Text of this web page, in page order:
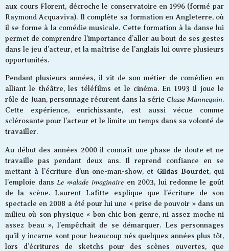
aux cours Florent, décroche le conservatoire en 1996 (formé par
Raymond Acquaviva). Il complète sa formation en Angleterre, où
il se forme à la comédie musicale. Cette formation à la danse lui
permet de comprendre l’importance d’aller au bout de ses gestes
dans le jeu d’acteur, et la maîtrise de l’anglais lui ouvre plusieurs
opportunités.
Pendant plusieurs années, il vit de son métier de comédien en
alliant le théâtre, les téléfilms et le cinéma. En 1993 il joue le
rôle de Juan, personnage récurent dans la série Classe Mannequin.
Cette expérience, enrichissante, est aussi vécue comme
sclérosante pour l’acteur et le limite un temps dans sa volonté de
travailler.
Au début des années 2000 il connaît une phase de doute et ne
travaille pas pendant deux ans. Il reprend confiance en se
mettant à l’écriture d’un one-man-show, et Gildas Bourdet, qui
l’emploie dans Le malade imaginaireen 2003, lui redonne le goût
de la scène. Laurent Lafitte explique que l’écriture de son
spectacle en 2008 a été pour lui une « prise de pouvoir » dans un
milieu où son physique « bon chic bon genre, ni assez moche ni
assez beau », l’empêchait de se démarquer. Les personnages
qu’il y incarne sont pour beaucoup nés quelques années plus tôt,
lors d’écritures de sketchs pour des scènes ouvertes, que